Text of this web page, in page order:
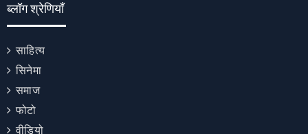
ब्लॉग श्रेणियाँ
साहित्य
सिनेमा
समाज
फोटो
वीडियो